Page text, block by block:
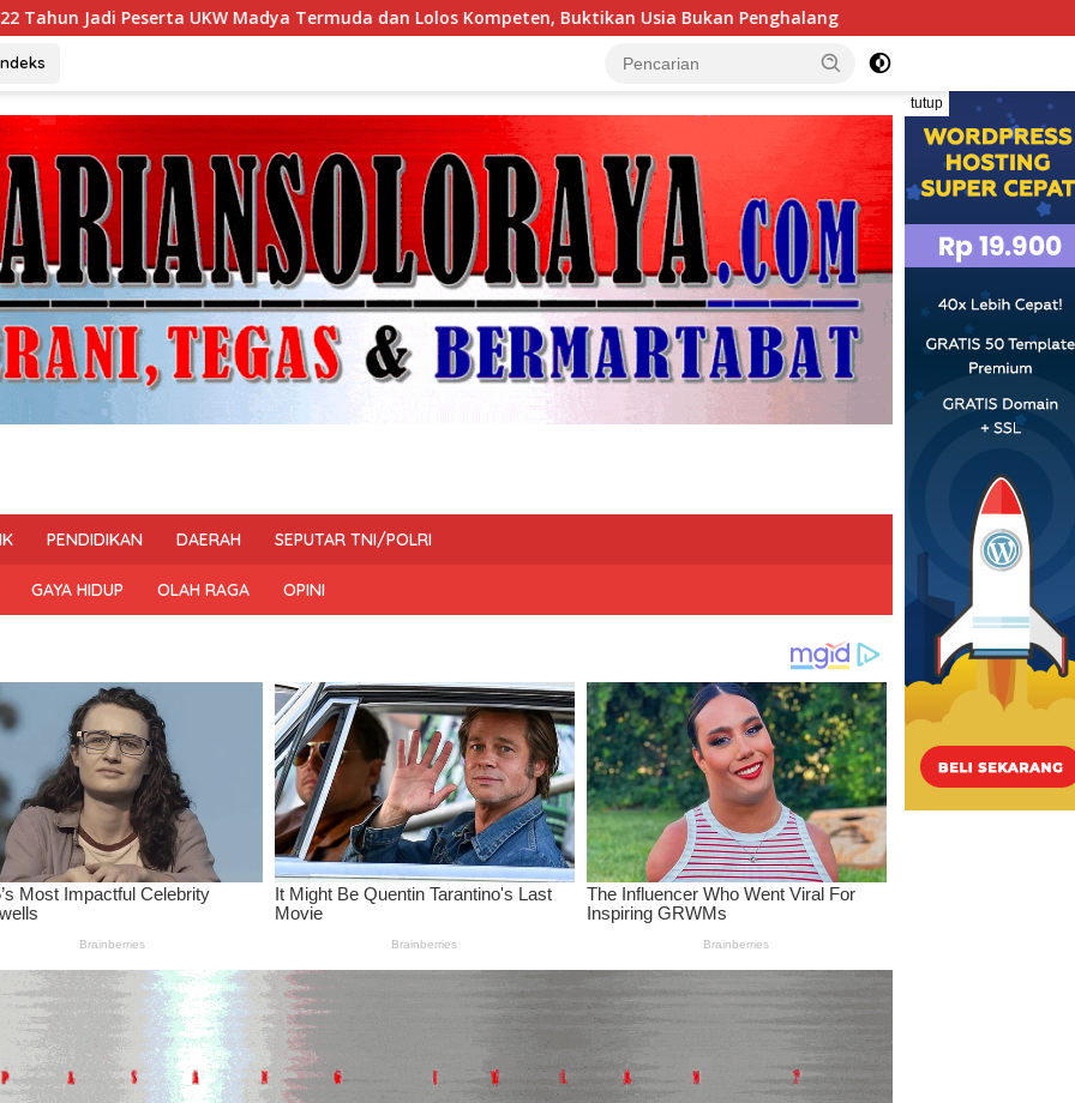
Termuda dan Lolos Kompeten, Buktikan Usia Bukan Penghalang Tim Investigasi Temukan Dugaan Penimbunan
tutup
PENDIDIKAN DAERAH SEPUTAR TNI/POLRI
GAYA HIDUP OLAH RAGA OPINI